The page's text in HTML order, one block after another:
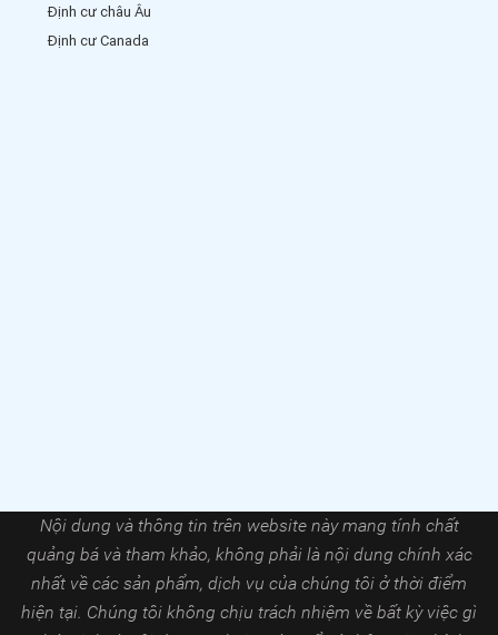
Định cư châu Âu
Định cư Canada
Nội dung và thông tin trên website này mang tính chất
quảng bá và tham khảo, không phải là nội dung chính xác
nhất về các sản phẩm, dịch vụ của chúng tôi ở thời điểm
hiện tại. Chúng tôi không chịu trách nhiệm về bất kỳ việc gì